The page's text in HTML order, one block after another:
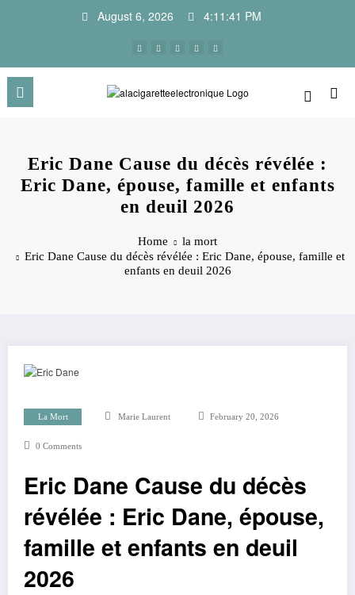
August 6, 2026 4:11:41 PM
Eric Dane Cause du décès révélée :
Eric Dane, épouse, famille et enfants
en deuil 2026
Home
la mort
Eric Dane Cause du décès révélée : Eric Dane, épouse, famille et
enfants en deuil 2026
La Mort Marie Laurent February 20, 2026
0 Comments
Eric Dane Cause du décès
révélée : Eric Dane, épouse,
famille et enfants en deuil
2026